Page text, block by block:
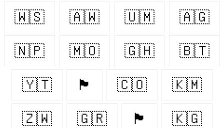
🇼🇸 🇦🇼 🇺🇲 🇦🇬
🇳🇵 🇲🇴 🇬🇭 🇧🇹
🇾🇹 🏴󠁧󠁢󠁥󠁮󠁧󠁿 🇨🇴 🇰🇲
🇿🇼 🇬🇷 🏴󠁧󠁢󠁳󠁣󠁴󠁿 🇰🇬